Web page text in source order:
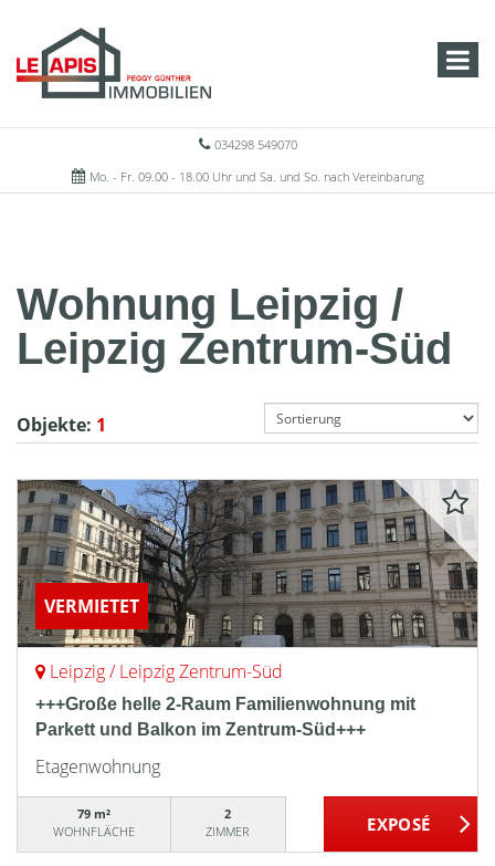
034298 549070
Mo. - Fr. 09.00 - 18.00 Uhr und Sa. und So. nach Vereinbarung
Wohnung Leipzig /
Leipzig Zentrum-Süd
Objekte: 1
VERMIETET
Leipzig / Leipzig Zentrum-Süd
+++Große helle 2-Raum Familienwohnung mit
Parkett und Balkon im Zentrum-Süd+++
Etagenwohnung
79 m²
WOHNFLÄCHE
2
ZIMMER